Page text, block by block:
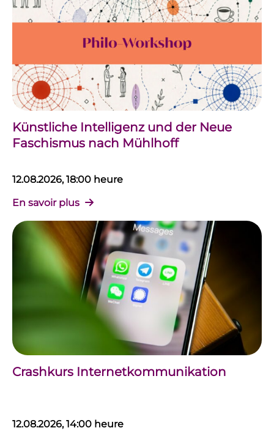
Künstliche Intelligenz und der Neue
Faschismus nach Mühlhoff
12.08.2026, 18:00 heure
En savoir plus
Crashkurs Internetkommunikation
12.08.2026, 14:00 heure